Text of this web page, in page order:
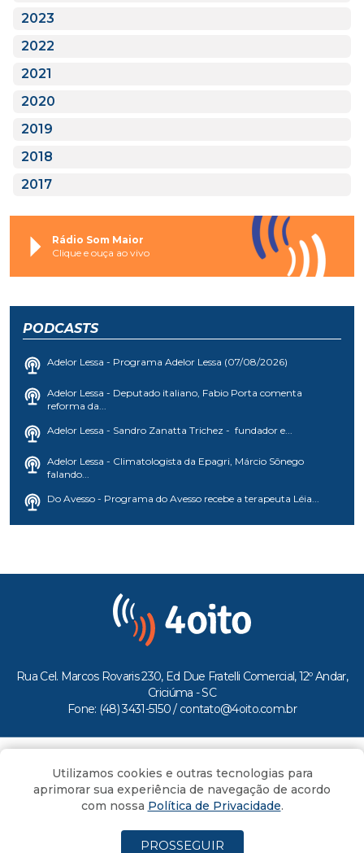
2023
2022
2021
2020
2019
2018
2017
Rádio Som Maior
Clique e ouça ao vivo
PODCASTS
Adelor Lessa - Programa Adelor Lessa (07/08/2026)
Adelor Lessa - Deputado italiano, Fabio Porta comenta
reforma da...
Adelor Lessa - Sandro Zanatta Trichez - fundador e...
Adelor Lessa - Climatologista da Epagri, Márcio Sônego
falando...
Do Avesso - Programa do Avesso recebe a terapeuta Léia...
Rua Cel. Marcos Rovaris 230, Ed Due Fratelli Comercial, 12º Andar,
Criciúma - SC
Fone: (48) 3431-5150 / contato@4oito.com.br
Todos os direitos reservados ao Portal 4oito
Utilizamos cookies e outras tecnologias para
aprimorar sua experiência de navegação de acordo
com nossa Política de Privacidade.
PROSSEGUIR